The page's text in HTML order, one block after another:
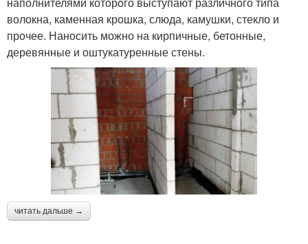
волокна, каменная крошка, слюда, камушки, стекло и
прочее. Наносить можно на кирпичные, бетонные,
деревянные и оштукатуренные стены.
читать дальше →